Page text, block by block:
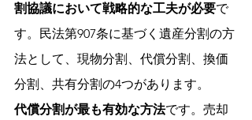
割協議において戦略的な工夫が必要で
す。民法第907条に基づく遺産分割の方
法として、現物分割、代償分割、換価
分割、共有分割の4つがあります。
代償分割が最も有効な方法です。売却